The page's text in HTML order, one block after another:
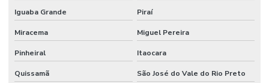
Iguaba Grande Piraí
Miracema Miguel Pereira
Pinheiral Itaocara
Quissamã São José do Vale do Rio Preto